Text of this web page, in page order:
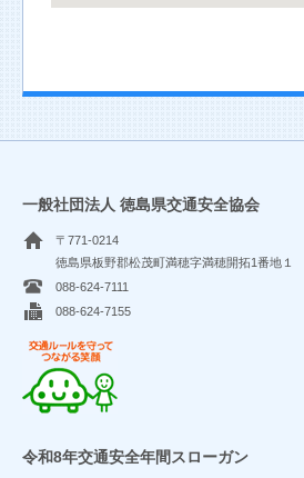
一般社団法人 徳島県交通安全協会
〒771-0214
徳島県板野郡松茂町満穂字満穂開拓1番地１
088-624-7111
088-624-7155
令和8年交通安全年間スローガン